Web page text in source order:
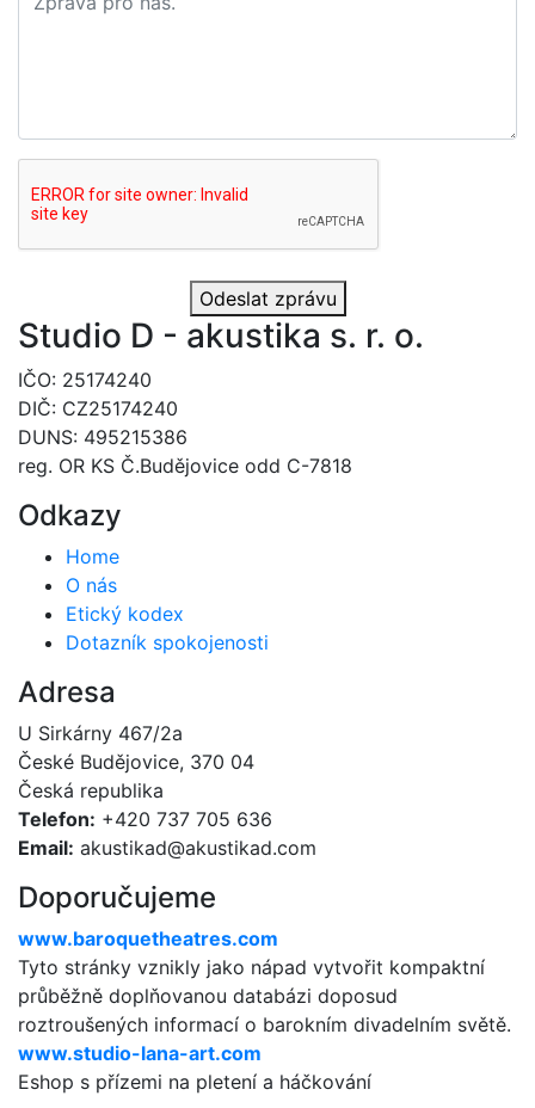
Odeslat zprávu
Studio D - akustika s. r. o.
IČO: 25174240
DIČ: CZ25174240
DUNS: 495215386
reg. OR KS Č.Budějovice odd C-7818
Odkazy
Home
O nás
Etický kodex
Dotazník spokojenosti
Adresa
U Sirkárny 467/2a
České Budějovice, 370 04
Česká republika
Telefon: +420 737 705 636
Email: akustikad@akustikad.com
Doporučujeme
www.baroquetheatres.com
Tyto stránky vznikly jako nápad vytvořit kompaktní
průběžně doplňovanou databázi doposud
roztroušených informací o barokním divadelním světě.
www.studio-lana-art.com
Eshop s přízemi na pletení a háčkování